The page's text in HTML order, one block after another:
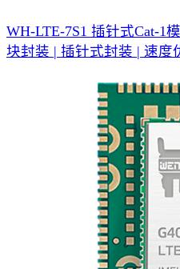
WH-LTE-7S1 插针式Cat-1
块封装 | 插针式封装 | 速度